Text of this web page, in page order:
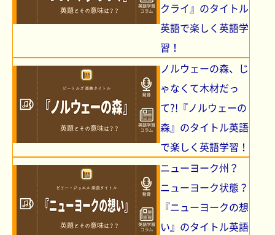
クライ』のタイトル
英語で楽しく英語学
習！
ノルウェーの森、じ
ゃなくて木材だっ
て?!『ノルウェーの
森』のタイトル英語
で楽しく英語学習！
ニューヨーク州？
ニューヨーク状態？
『ニューヨークの想
い』のタイトル英語